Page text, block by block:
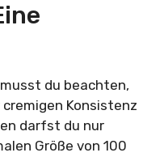
du beachten,
Konsistenz
darfst du nur
Größe von 100